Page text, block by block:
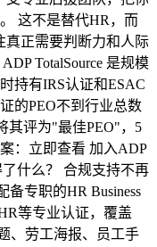
这不是替代HR，而
真正需要判断力和人际
TotalSource 是规模
持有IRS认证和ESAC
的PEO不到行业总数
其评为"最佳PEO"，5
：立即查看 加入ADP
了什么？ 合规支持不再
备专职的HR Business
等专业认证，覆盖
、劳工海报、员工手